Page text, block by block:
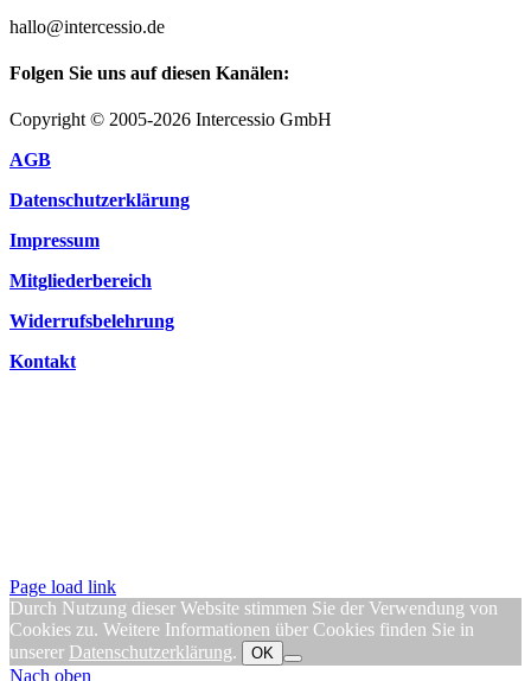
hallo@intercessio.de
Folgen Sie uns auf diesen Kanälen:
Copyright © 2005-2026 Intercessio GmbH
AGB
Datenschutzerklärung
Impressum
Mitgliederbereich
Widerrufsbelehrung
Kontakt
Page load link
Durch Nutzung dieser Website stimmen Sie der Verwendung von
Cookies zu. Weitere Informationen über Cookies finden Sie in
unserer Datenschutzerklärung. OK
Nach oben